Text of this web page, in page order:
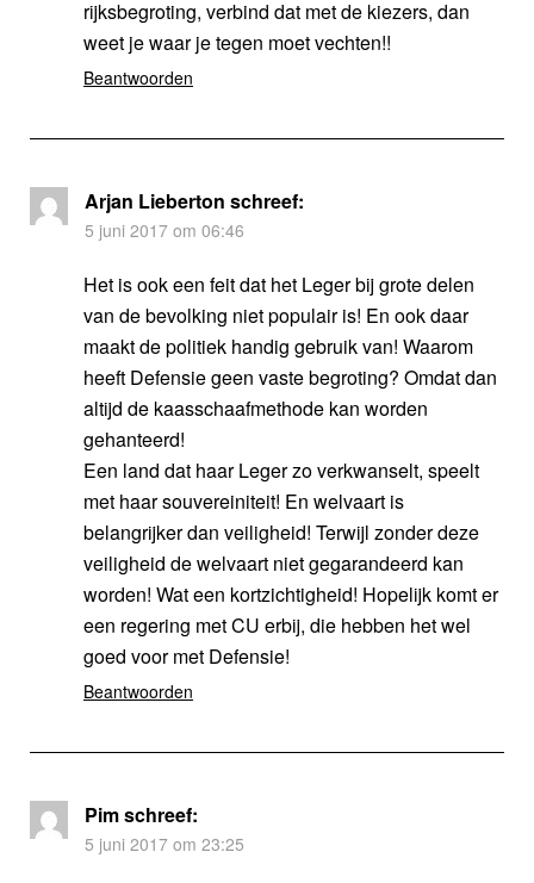
rijksbegroting, verbind dat met de kiezers, dan
weet je waar je tegen moet vechten!!
Beantwoorden
Arjan Lieberton schreef:
5 juni 2017 om 06:46
Het is ook een feit dat het Leger bij grote delen
van de bevolking niet populair is! En ook daar
maakt de politiek handig gebruik van! Waarom
heeft Defensie geen vaste begroting? Omdat dan
altijd de kaasschaafmethode kan worden
gehanteerd!
Een land dat haar Leger zo verkwanselt, speelt
met haar souvereiniteit! En welvaart is
belangrijker dan veiligheid! Terwijl zonder deze
veiligheid de welvaart niet gegarandeerd kan
worden! Wat een kortzichtigheid! Hopelijk komt er
een regering met CU erbij, die hebben het wel
goed voor met Defensie!
Beantwoorden
Pimschreef:
5 juni 2017 om 23:25